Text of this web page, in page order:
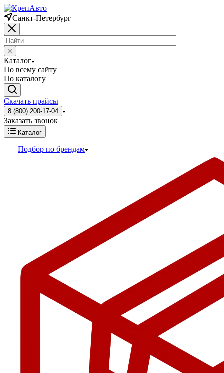
Санкт-Петербург
Каталог
По всему сайту
По каталогу
Скачать прайсы
8 (800) 200-17-04
Заказать звонок
Каталог
Подбор по брендам